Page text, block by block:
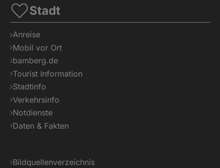
Stadt
Anreise
Mobil vor Ort
bamberg.de
Tourist Information
Stadtinfo
Verkehrsinfo
Notdienste
Daten & Fakten
Bildquellenverzeichnis